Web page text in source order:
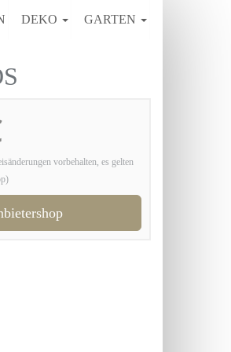
DEKO GARTEN
vorbehalten, es gelten